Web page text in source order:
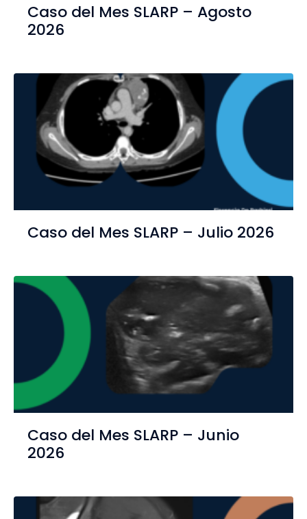
Caso del Mes SLARP – Agosto
2026
Caso del Mes SLARP – Julio 2026
Caso del Mes SLARP – Junio
2026